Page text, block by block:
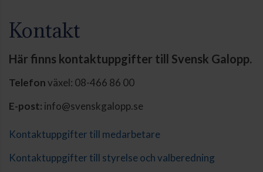
Kontakt
Här finns kontaktuppgifter till Svensk Galopp.
Telefonväxel: 08-466 86 00
E-post: info@svenskgalopp.se
Kontaktuppgifter till medarbetare
Kontaktuppgifter till styrelse och valberedning